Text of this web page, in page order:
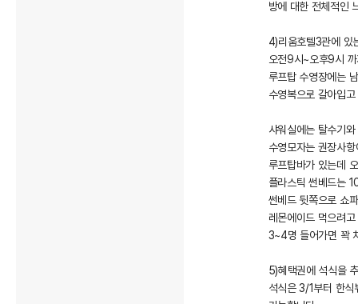
방에 대한 전체적인
4)리움호텔3관에 있
오전9시~오후9시
루프탑 수영장에는
수영복으로 갈아입
샤워실에는 탈수기
수영모자는 권장사
루프탑바가 있는데
플라스틱 썬베드는
썬베드 뒷쪽으로 쇼
레몬에이드 먹으려
3~4명 들어가면 꽉
5)혜택권에 석식을
석식은 3/1부터 한